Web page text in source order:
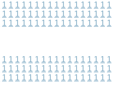
1 1 1 1 1 1 1 1 1 1 1 1 1 1 1 1 1
1 1 1 1 1 1 1 1 1 1 1 1 1 1 1 1 1
1 1 1 1 1 1 1 1 1 1 1 1 1 1 1 1 1
1 1 1 1 1 1 1 1 1 1 1 1 1 1 1 1 1
1 1 1 1 1 1 1 1 1 1 1 1 1 1 1 1 1
1 1 1 1 1 1 1 1 1 1 1 1 1 1 1 1 1